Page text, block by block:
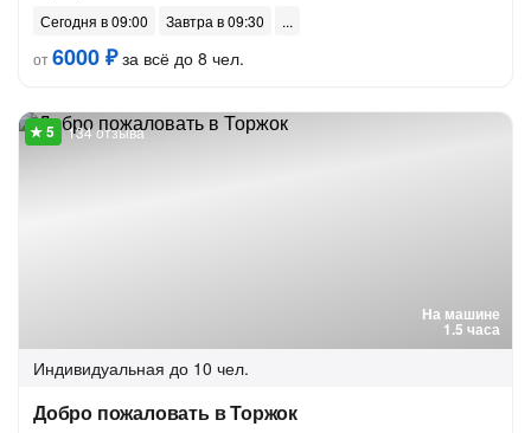
Сегодня в 09:00
Завтра в 09:30
от6000 ₽за всё до 8 чел.
На машине
1.5 часа
134 отзыва
Индивидуальная до 10 чел.
Добро пожаловать в Торжок